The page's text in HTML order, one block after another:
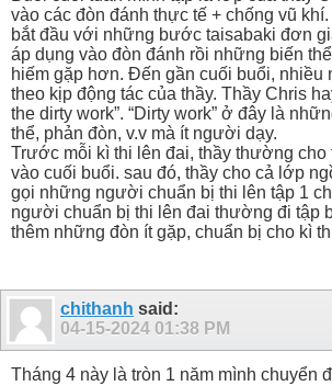
vào các đòn đánh thực tế + chống vũ
bắt đầu với những bước taisabaki đơn
áp dụng vào đòn đánh rồi những biến
hiếm gặp hơn. Đến gần cuối buổi, nhiều
theo kịp động tác của thầy. Thầy Chris
the dirty work”. “Dirty work” ở đây là
thể, phản đòn, v.v mà ít người dạy.
Trước mỗi kì thi lên đai, thầy thường cho
vào cuối buổi. sau đó, thầy cho cả lớp
gọi những người chuẩn bị thi lên tập 1
người chuẩn bị thi lên đai thường đi tập
thêm những đòn ít gặp, chuẩn bị cho kì
chithanh said:
04-15-2024 01:38 PM
Tháng 4 này là tròn 1 năm mình chuyển